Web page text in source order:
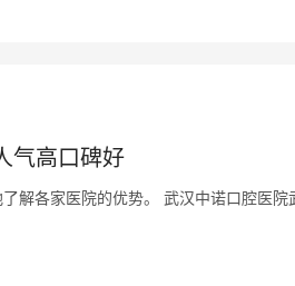
气高口碑好
解各家医院的优势。 武汉中诺口腔医院